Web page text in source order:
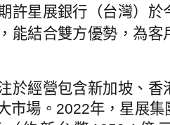
許星展銀行（台灣） 於
能結合雙方優勢，為
於經營包含新加坡、
市場。 2022年，星展集